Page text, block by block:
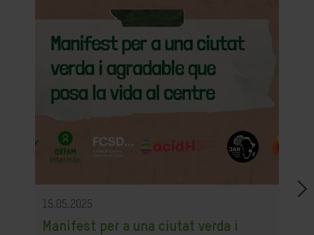
15.05.2025
Manifest per a una ciutat verda i